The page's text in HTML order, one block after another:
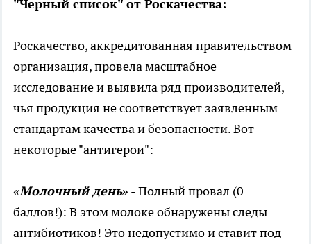
"Черный список" от Роскачества:
Роскачество, аккредитованная правительством
организация, провела масштабное
исследование и выявила ряд производителей,
чья продукция не соответствует заявленным
стандартам качества и безопасности. Вот
некоторые "антигерои":
«Молочный день» - Полный провал (0
баллов!): В этом молоке обнаружены следы
антибиотиков! Это недопустимо и ставит под